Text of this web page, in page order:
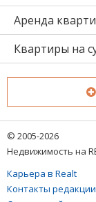
Аренда
Квартиры на
© 2005-2026
Недвижимость на
Карьера в Realt
Контакты редакции